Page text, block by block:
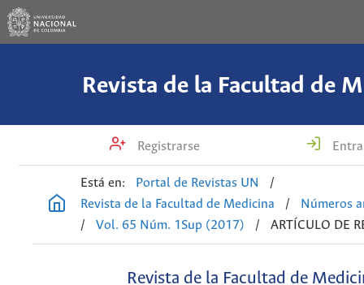
Revista de la Facultad de
Registrarse
Está en: Portal de Revistas UN
/
Revista de la Facultad de Medicina
/
Números
/
Vol. 65 Núm. 1Sup (2017) / ARTÍCULO DE
Revista de la Facultad de